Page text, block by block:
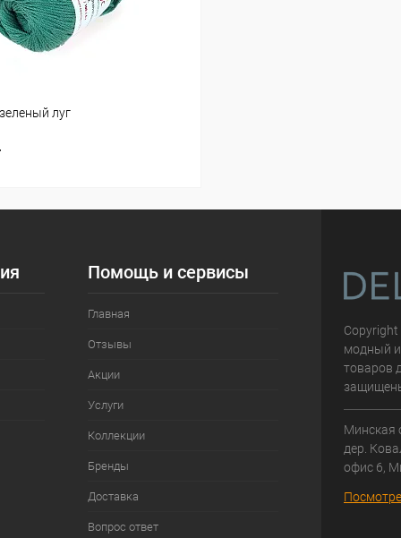
луг
Помощь и сервисы
Главная
Отзывы
Акции
Услуги
Коллекции
Бренды
Доставка
Вопрос ответ
модный
товаров
Минская
дер.
офис 6,